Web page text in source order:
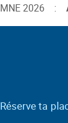
2026 :
Réserve ta